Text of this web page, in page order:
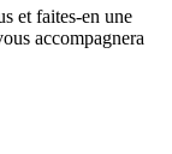
et faites-en une
accompagnera